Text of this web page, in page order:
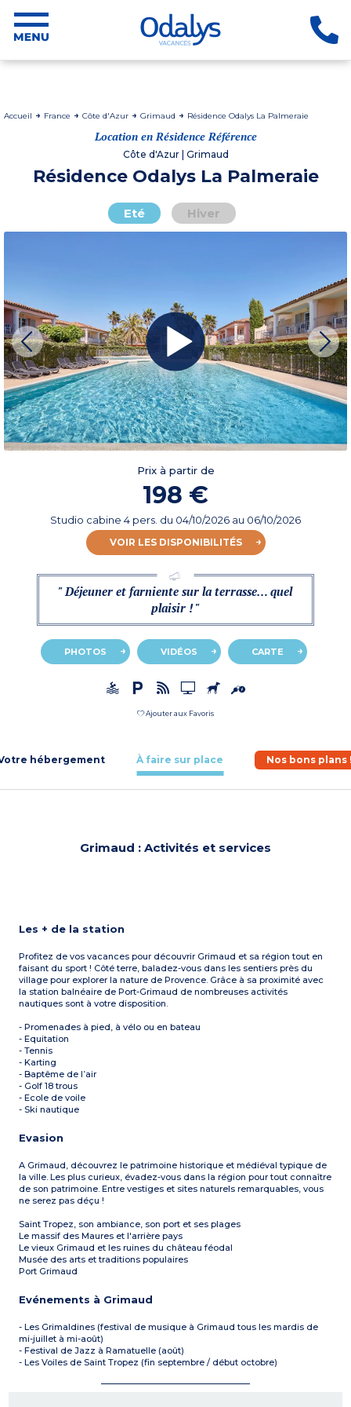
Accueil France Côte d'Azur Grimaud Résidence Odalys La Palmeraie
Location en Résidence Référence
Côte d'Azur | Grimaud
Résidence Odalys La Palmeraie
Eté Hiver
Prix à partir de
198 €
Studio cabine 4 pers. du 04/10/2026 au 06/10/2026
VOIR LES DISPONIBILITÉS
" Déjeuner et farniente sur la terrasse… quel
plaisir ! "
PHOTOS VIDÉOS CARTE
Ajouter aux Favoris
hébergement À faire sur place Nos bons plans
Grimaud : Activités et services
Les + de la station
Profitez de vos vacances pour découvrir Grimaud et sa région tout en
faisant du sport ! Côté terre, baladez-vous dans les sentiers près du
village pour explorer la nature de Provence. Grâce à sa proximité avec
la station balnéaire de Port-Grimaud de nombreuses activités
nautiques sont à votre disposition.
- Promenades à pied, à vélo ou en bateau
- Equitation
- Tennis
- Karting
- Baptême de l’air
- Golf 18 trous
- Ecole de voile
- Ski nautique
Evasion
A Grimaud, découvrez le patrimoine historique et médiéval typique de
la ville. Les plus curieux, évadez-vous dans la région pour tout connaître
de son patrimoine. Entre vestiges et sites naturels remarquables, vous
ne serez pas déçu !
Saint Tropez, son ambiance, son port et ses plages
Le massif des Maures et l'arrière pays
Le vieux Grimaud et les ruines du château féodal
Musée des arts et traditions populaires
Port Grimaud
Evénements à Grimaud
- Les Grimaldines (festival de musique à Grimaud tous les mardis de
mi-juillet à mi-août)
- Festival de Jazz à Ramatuelle (août)
- Les Voiles de Saint Tropez (fin septembre / début octobre)